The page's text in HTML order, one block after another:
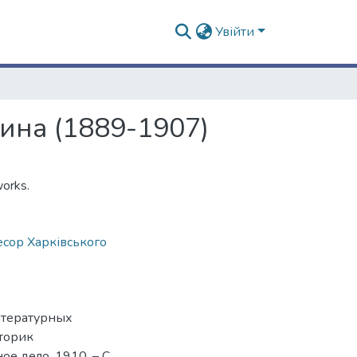
Увійти
(1889-1907)
Харківського